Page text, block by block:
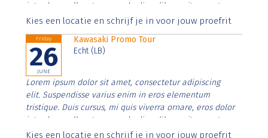
interdum nulla, ut commodo diam libero vitae erat.
Aenean faucibus nibh et justo cursus id rutrum lorem
Kies een locatie en schrijf je in voor jouw proefrit
Friday
26
JUNE
Kawasaki Promo Tour
Echt (LB)
Lorem ipsum dolor sit amet, consectetur adipiscing
elit. Suspendisse varius enim in eros elementum
tristique. Duis cursus, mi quis viverra ornare, eros dolor
interdum nulla, ut commodo diam libero vitae erat.
Aenean faucibus nibh et justo cursus id rutrum lorem
Kies een locatie en schrijf je in voor jouw proefrit